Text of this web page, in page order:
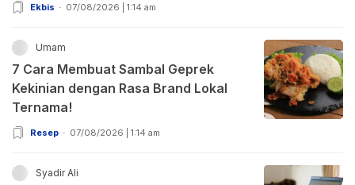
Ekbis 07/08/2026 | 1:14 am
Umam
7 Cara Membuat Sambal Geprek
Kekinian dengan Rasa Brand Lokal
Ternama!
Resep 07/08/2026 | 1:14 am
Syadir Ali